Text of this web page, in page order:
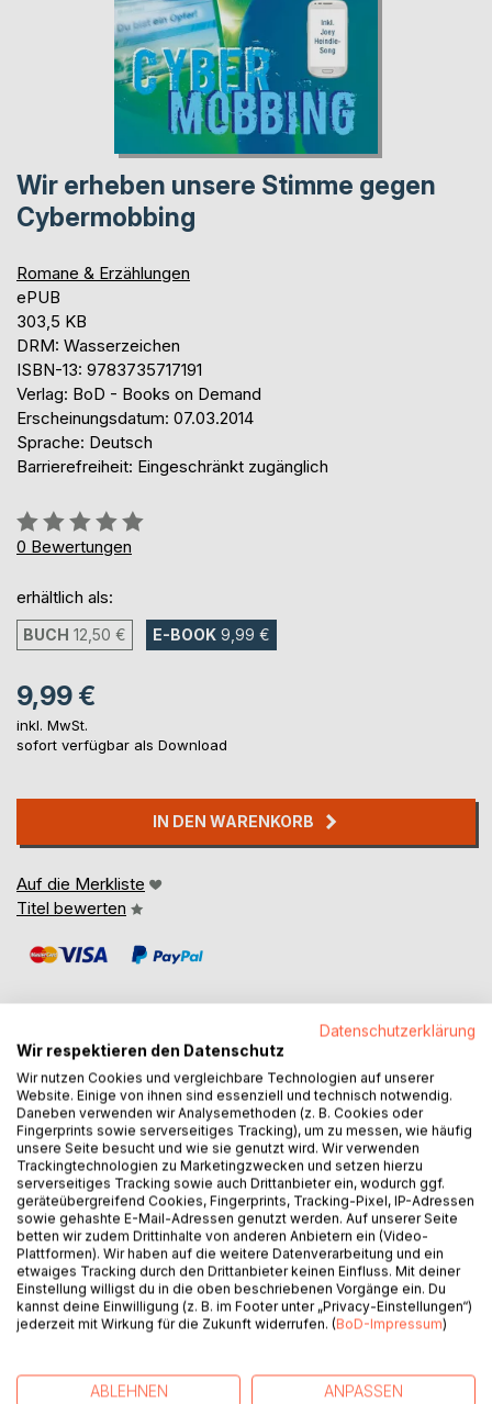
Wir erheben unsere Stimme gegen
Cybermobbing
Romane & Erzählungen
ePUB
303,5 KB
DRM: Wasserzeichen
ISBN-13: 9783735717191
Verlag: BoD - Books on Demand
Erscheinungsdatum: 07.03.2014
Sprache: Deutsch
Barrierefreiheit: Eingeschränkt zugänglich
Bewertung::
0%
0 Bewertungen
erhältlich als:
BUCH 12,50 € E-BOOK 9,99 €
9,99 €
inkl. MwSt.
sofort verfügbar als Download
IN DEN WARENKORB
Auf die Merkliste
Titel bewerten
BESCHREIBUNG
„Mit jedem Klick entzogst du mir Leben“, schreibt Laura.
Sie gehört zu den 17 Jugendlichen, die in diesem Buch ihre
Stimme gegen Cybermobbing erheben.
Es sind Stimmen, die nach Hilfe schreien. Aber auch
Stimmen, die Mut machen wollen.
Die Geschichten der Jungautoren sind schockierend,
traurig, überraschend, aber auch ermutigend und voller
Hoffnung. In jedem Fall wollen die Autoren dieser
Geschichten mit ihrer Stimme auf Cybermobbing
alle“.
Datenschutzerklärung
Wir respektieren den Datenschutz
Wir nutzen Cookies und vergleichbare Technologien auf unserer
Website. Einige von ihnen sind essenziell und technisch notwendig.
Daneben verwenden wir Analysemethoden (z. B. Cookies oder
Fingerprints sowie serverseitiges Tracking), um zu messen, wie häufig
unsere Seite besucht und wie sie genutzt wird. Wir verwenden
Trackingtechnologien zu Marketingzwecken und setzen hierzu
serverseitiges Tracking sowie auch Drittanbieter ein, wodurch ggf.
geräteübergreifend Cookies, Fingerprints, Tracking-Pixel, IP-Adressen
sowie gehashte E-Mail-Adressen genutzt werden. Auf unserer Seite
betten wir zudem Drittinhalte von anderen Anbietern ein (Video-
Plattformen). Wir haben auf die weitere Datenverarbeitung und ein
etwaiges Tracking durch den Drittanbieter keinen Einfluss. Mit deiner
Einstellung willigst du in die oben beschriebenen Vorgänge ein. Du
kannst deine Einwilligung (z. B. im Footer unter „Privacy-Einstellungen“)
jederzeit mit Wirkung für die Zukunft widerrufen. (BoD-Impressum)
ABLEHNEN ANPASSEN